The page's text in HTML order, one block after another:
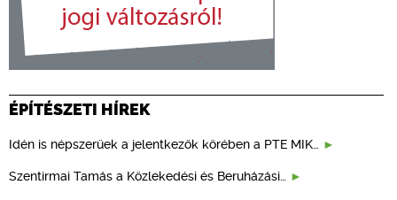
ÉPÍTÉSZETI HÍREK
Idén is népszerűek a jelentkezők körében a PTE MIK…
Szentirmai Tamás a Közlekedési és Beruházási…